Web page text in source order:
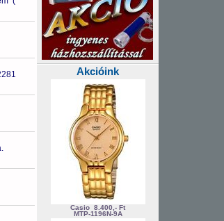
Akcióink
Casio 8.400,- Ft
MTP-1196N-9A